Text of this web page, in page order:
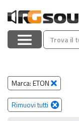
Marca: ETON
Rimuovi tutti